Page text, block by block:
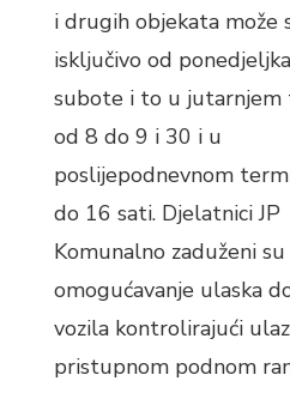
i drugih objekata može
isključivo od
subote i to u jutarnjem
od 8 do 9 i 30 i u
poslijepodnevnom
do 16 sati. Djelatnici JP
Komunalno zaduženi su
omogućavanje ulaska
vozila kontrolirajući
pristupnom podnom